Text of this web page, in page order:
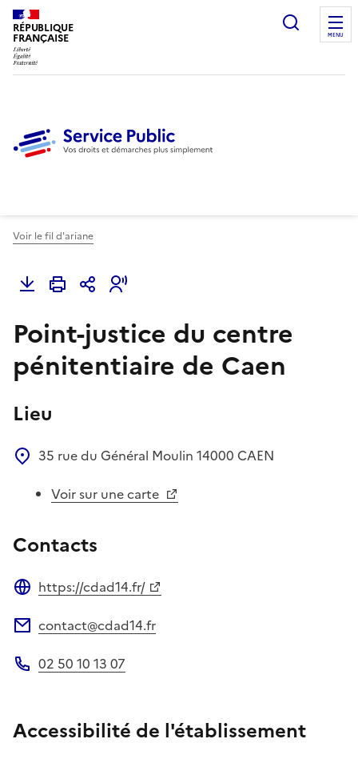
RÉPUBLIQUE
FRANÇAISE
Ouvrir
MENU
Voir le fil d'ariane
Point-justice du centre
pénitentiaire de Caen
Lieu
35 rue du Général Moulin 14000 CAEN
Voir sur une carte
Contacts
https://cdad14.fr/
contact@cdad14.fr
02 50 10 13 07
Accessibilité de l'établissement